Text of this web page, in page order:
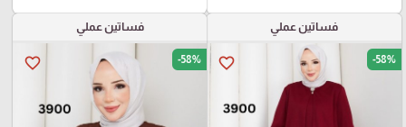
فساتين عملي
favorite_border -58%
فساتين عملي
favorite_border -58%